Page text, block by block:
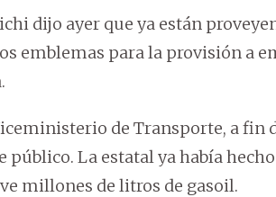
dijo ayer que ya están
emblemas para la provisión a
de Transporte, a fin
público. La estatal ya había
millones de litros de gasoil.